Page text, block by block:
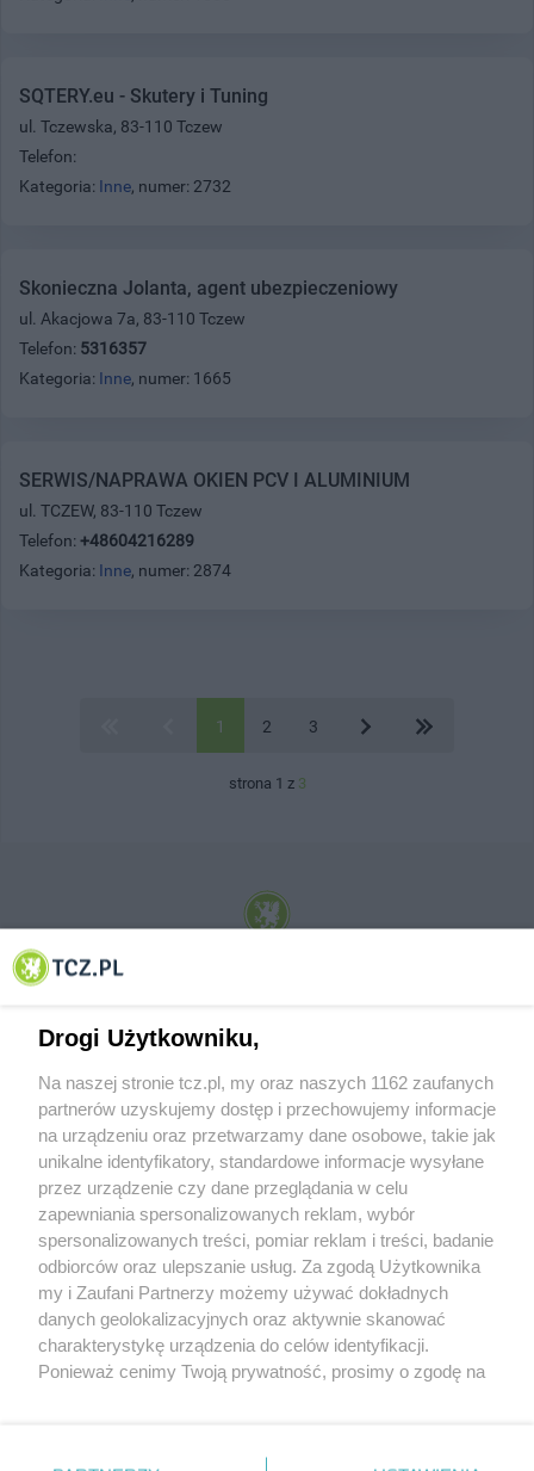
SQTERY.eu - Skutery i Tuning
ul. Tczewska, 83-110 Tczew
Telefon:
Kategoria: Inne, numer: 2732
Skonieczna Jolanta, agent ubezpieczeniowy
ul. Akacjowa 7a, 83-110 Tczew
Telefon: 5316357
Kategoria: Inne, numer: 1665
SERWIS/NAPRAWA OKIEN PCV I ALUMINIUM
ul. TCZEW, 83-110 Tczew
Telefon: +48604216289
Kategoria: Inne, numer: 2874
1 2 3
strona 1 z 3
© 2001-2026 Tczew - TCZ.PL Sp. z o.o. Internetowy Serwis Informacyjny Miasta
O FIRMIE POLITYKA PRYWATNOŚCI HOSTING
REKLAMA WSPÓŁPRACA RSS FACEBOOK KONTAKT
Nasze serwisy
Aktualności
Tcz24
Muzyka i kultura
Archiwum wydarzeń
Drogi Użytkowniku,
Na naszej stronie tcz.pl, my oraz naszych 1162 zaufanych
partnerów uzyskujemy dostęp i przechowujemy informacje
na urządzeniu oraz przetwarzamy dane osobowe, takie jak
unikalne identyfikatory, standardowe informacje wysyłane
przez urządzenie czy dane przeglądania w celu
zapewniania spersonalizowanych reklam, wybór
spersonalizowanych treści, pomiar reklam i treści, badanie
odbiorców oraz ulepszanie usług. Za zgodą Użytkownika
my i Zaufani Partnerzy możemy używać dokładnych
danych geolokalizacyjnych oraz aktywnie skanować
charakterystykę urządzenia do celów identyfikacji.
Ponieważ cenimy Twoją prywatność, prosimy o zgodę na